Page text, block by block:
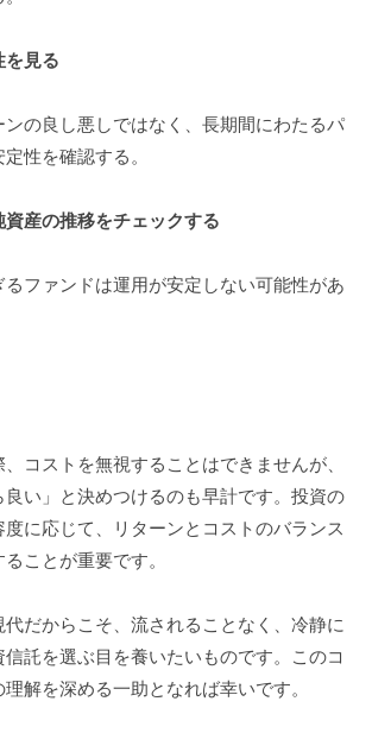
を見る
ンの良し悪しではなく、長期間にわたるパ
性を確認する。
資産の推移をチェックする
るファンドは運用が安定しない可能性があ
コストを無視することはできませんが、
い」と決めつけるのも早計です。投資の
度に応じて、リターンとコストのバランス
ことが重要です。
だからこそ、流されることなく、冷静に
信託を選ぶ目を養いたいものです。このコ
解を深める一助となれば幸いです。